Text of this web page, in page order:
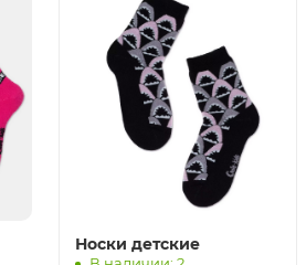
Носки детские